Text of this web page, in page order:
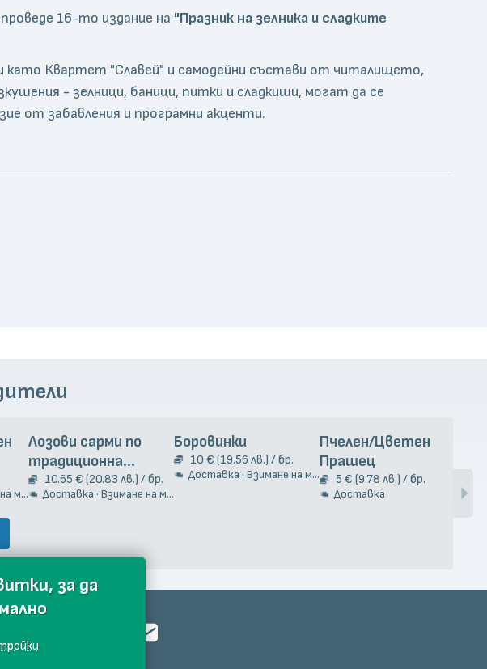
16-то издание на "Празник на зелника и сладките
Квартет "Славей" и самодейни състави от читалището,
- зелници, баници, питки и сладкиши, могат да се
от забавления и програмни акценти.
Лозови сарми по
традиционна
гръцка рецепта 2кг.
10.65 € (20.83 лв.) / бр.
Доставка · Взимане на място
Боровинки
10 € (19.56 лв.) / бр.
Доставка · Взимане на място
Пчелен/Цветен
Прашец
5 € (9.78 лв.) / бр.
Доставка
за да